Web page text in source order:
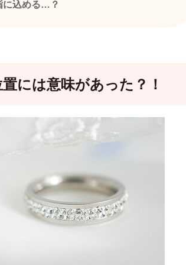
に込める…？
には意味があった？！